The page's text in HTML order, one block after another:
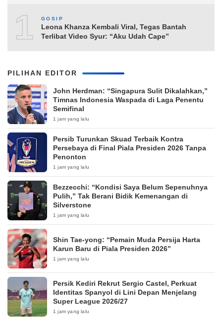
10
GOSIP
Leona Khanza Kembali Viral, Tegas Bantah
Terlibat Video Syur: “Aku Udah Cape”
PILIHAN EDITOR
John Herdman: “Singapura Sulit Dikalahkan,”
Timnas Indonesia Waspada di Laga Penentu
Semifinal
1 jam yang lalu
Persib Turunkan Skuad Terbaik Kontra
Persebaya di Final Piala Presiden 2026 Tanpa
Penonton
1 jam yang lalu
Bezzecchi: “Kondisi Saya Belum Sepenuhnya
Pulih,” Tak Berani Bidik Kemenangan di
Silverstone
1 jam yang lalu
Shin Tae-yong: “Pemain Muda Persija Harta
Karun Baru di Piala Presiden 2026”
1 jam yang lalu
Persik Kediri Rekrut Sergio Castel, Perkuat
Identitas Spanyol di Lini Depan Menjelang
Super League 2026/27
1 jam yang lalu